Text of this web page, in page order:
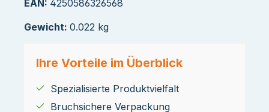
EAN: 4250586326568
Gewicht: 0.022 kg
Ihre Vorteile im Überblick
Spezialisierte Produktvielfalt
Bruchsichere Verpackung